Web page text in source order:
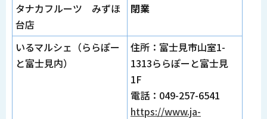
タナカフルーツ みずほ
台店
閉業
いるマルシェ（ららぽー
と富士見内）
住所：富士見市山室1-
1313ららぽーと富士見
1F
電話：049-257-6541
https://www.ja-